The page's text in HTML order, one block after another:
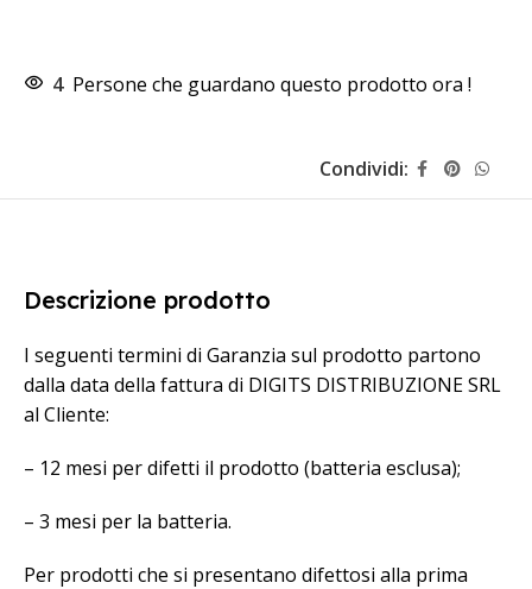
4 Persone che guardano questo prodotto ora !
Condividi:
Descrizione prodotto
I seguenti termini di Garanzia sul prodotto partono
dalla data della fattura di DIGITS DISTRIBUZIONE SRL
al Cliente:
– 12 mesi per difetti il prodotto (batteria esclusa);
– 3 mesi per la batteria.
Per prodotti che si presentano difettosi alla prima